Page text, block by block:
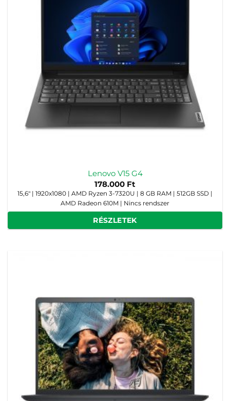
Lenovo V15 G4
178.000 Ft
15,6" | 1920x1080 | AMD Ryzen 3-7320U | 8 GB RAM | 512GB SSD |
AMD Radeon 610M | Nincs rendszer
RÉSZLETEK